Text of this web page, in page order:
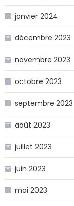
janvier 2024
décembre 2023
novembre 2023
octobre 2023
septembre 2023
août 2023
juillet 2023
juin 2023
mai 2023